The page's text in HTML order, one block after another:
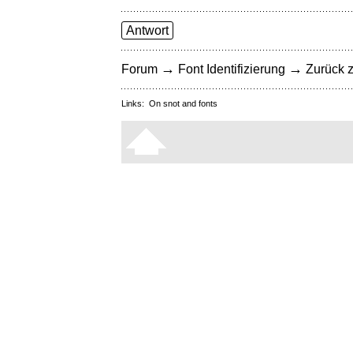
Antwort
Forum → Font Identifizierung → Zurück
Links: On snot and fonts